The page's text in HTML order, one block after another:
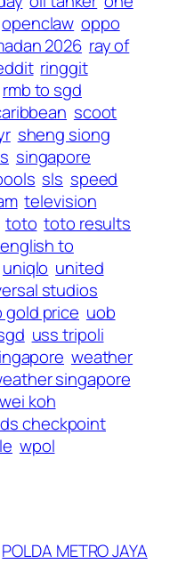
openclaw oppo
2026 ray of
ringgit
rmb to sgd
scoot
sheng siong
singapore
sls speed
television
toto toto results
to
uniqlo united
studios
gold price uob
uss tripoli
weather
singapore
wei koh
checkpoint
wpol
POLDA METRO JAYA